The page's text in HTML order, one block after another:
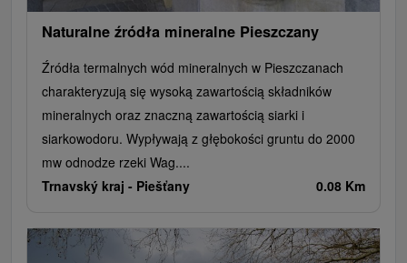
Naturalne źródła mineralne Pieszczany
Źródła termalnych wód mineralnych w Pieszczanach
charakteryzują się wysoką zawartością składników
mineralnych oraz znaczną zawartością siarki i
siarkowodoru. Wypływają z głębokości gruntu do 2000
mw odnodze rzeki Wag....
Trnavský kraj - Piešťany 0.08 Km